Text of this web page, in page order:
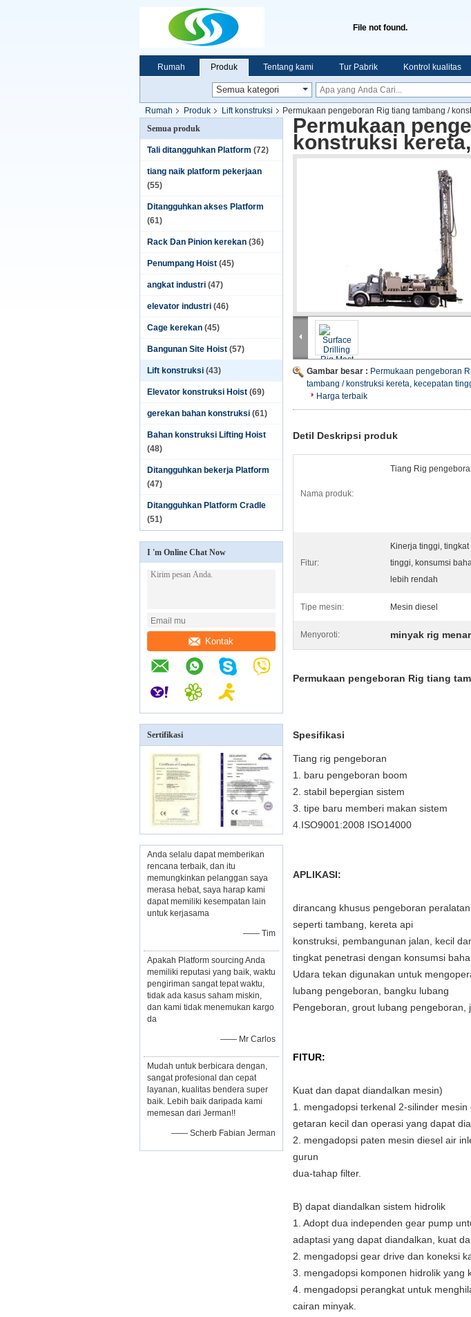
File not found.
Rumah Produk Tentang kami Tur Pabrik Kontrol kualitas
Rumah Produk Lift konstruksi
Permukaan pengeboran Rig tiang tambang /
Semua produk
Tali ditangguhkan Platform (72)
tiang naik platform pekerjaan
(55)
Ditangguhkan akses Platform
(61)
Rack Dan Pinion kerekan (36)
Penumpang Hoist (45)
angkat industri (47)
elevator industri (46)
Cage kerekan (45)
Bangunan Site Hoist (57)
Lift konstruksi (43)
Elevator konstruksi Hoist (69)
gerekan bahan konstruksi (61)
Bahan konstruksi Lifting Hoist
(48)
Ditangguhkan bekerja Platform
(47)
Ditangguhkan Platform Cradle
(51)
I 'm Online Chat Now
Kontak
Sertifikasi
Anda selalu dapat memberikan
rencana terbaik, dan itu
memungkinkan pelanggan saya
merasa hebat, saya harap kami
dapat memiliki kesempatan lain
untuk kerjasama
—— Tim
Apakah Platform sourcing Anda
memiliki reputasi yang baik, waktu
pengiriman sangat tepat waktu,
tidak ada kasus saham miskin,
dan kami tidak menemukan kargo
da
—— Mr Carlos
Mudah untuk berbicara dengan,
sangat profesional dan cepat
layanan, kualitas bendera super
baik. Lebih baik daripada kami
memesan dari Jerman!!
—— Scherb Fabian Jerman
Permukaan
konstruksi
Gambar besar : Permukaan pengeboran
tambang / konstruksi kereta, kecepatan
Harga terbaik
Detil Deskripsi produk
Nama produk:
Tiang Rig
Fitur:
Kinerja tinggi,
tinggi, konsumsi
lebih rendah
Tipe mesin: Mesin diesel
Menyoroti: minyak rig
Permukaan pengeboran Rig tiang
Spesifikasi
Tiang rig pengeboran
1. baru pengeboran boom
2. stabil bepergian sistem
3. tipe baru memberi makan sistem
4.ISO9001:2008 ISO14000
APLIKASI:
dirancang khusus pengeboran
seperti tambang, kereta api
konstruksi, pembangunan jalan, kecil
tingkat penetrasi dengan konsumsi
Udara tekan digunakan untuk
lubang pengeboran, bangku lubang
Pengeboran, grout lubang pengeboran,
FITUR:
Kuat dan dapat diandalkan mesin)
1. mengadopsi terkenal 2-silinder
getaran kecil dan operasi yang dapat
2. mengadopsi paten mesin diesel air
gurun
dua-tahap filter.
B) dapat diandalkan sistem hidrolik
1. Adopt dua independen gear pump
adaptasi yang dapat diandalkan, kuat
2. mengadopsi gear drive dan koneksi
3. mengadopsi komponen hidrolik yang
4. mengadopsi perangkat untuk
cairan minyak.